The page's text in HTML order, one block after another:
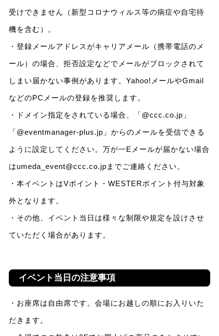
受けできません（新型コロナウィルス等の病症や自宅待
機を含む）。
・登録メールアドレスがキャリアメール（携帯電話のメ
ール）の場合、拒否設定などでメールがブロックされて
しまい届かない事例があります。Yahoo!メールやGmail
などのPCメールの登録を推奨します。
・ドメイン指定をされている場合、「@ccc.co.jp」
「@eventmanager-plus.jp」からのメールを受信できる
ように設定してください。万が一Eメールが届かない場合
はumeda_event@ccc.co.jpまでご連絡ください。
・本イベントはVポイント・WESTERポイント付与対象
外となります。
・その他、イベント当日は様々な制限や規定を設けさせ
ていただく場合があります。
イベント当日の注意事項
・お座席は自由席です。会場にお越しの順にお入りいた
だきます。